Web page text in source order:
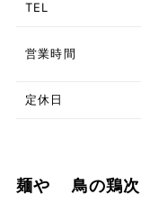
TEL
営業時間
定休日
麺や 鳥の鶏